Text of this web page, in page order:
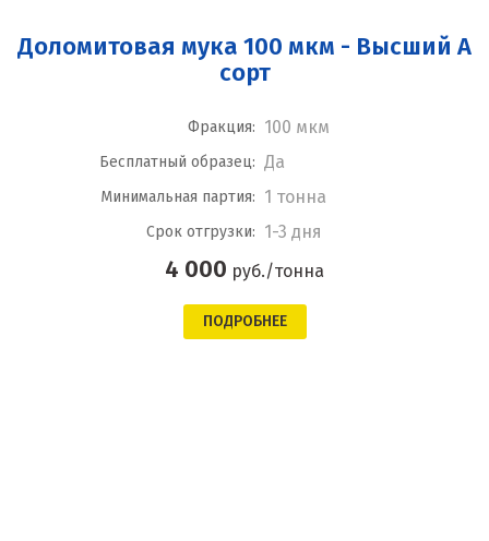
Доломитовая мука 100 мкм - Высший А
сорт
Фракция: 100 мкм
Бесплатный образец: Да
Минимальная партия: 1 тонна
Срок отгрузки: 1-3 дня
4 000 руб./тонна
ПОДРОБНЕЕ